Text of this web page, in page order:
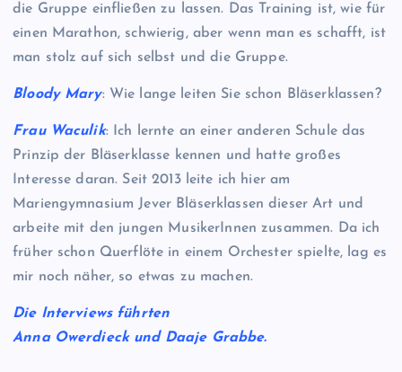
die Gruppe einfließen zu lassen. Das Training ist, wie für
einen Marathon, schwierig, aber wenn man es schafft, ist
man stolz auf sich selbst und die Gruppe.
Bloody Mary: Wie lange leiten Sie schon Bläserklassen?
Frau Waculik: Ich lernte an einer anderen Schule das
Prinzip der Bläserklasse kennen und hatte großes
Interesse daran. Seit 2013 leite ich hier am
Mariengymnasium Jever Bläserklassen dieser Art und
arbeite mit den jungen MusikerInnen zusammen. Da ich
früher schon Querflöte in einem Orchester spielte, lag es
mir noch näher, so etwas zu machen.
Die Interviews führten
Anna Owerdieck und Daaje Grabbe.